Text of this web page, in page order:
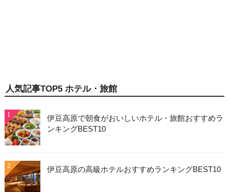
人気記事TOP5 ホテル・旅館
1
伊豆高原で朝食がおいしいホテル・旅館おすすめラ
ンキングBEST10
2 伊豆高原の高級ホテルおすすめランキングBEST10